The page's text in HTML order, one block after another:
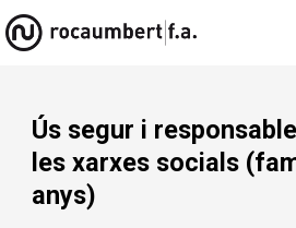
Ús segur i
les xarxes socials
anys)